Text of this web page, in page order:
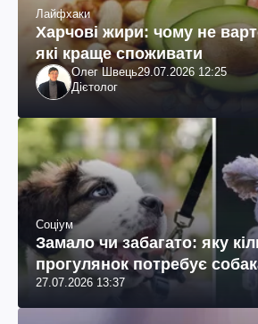
Лайфхаки
Харчові жири: чому не
які краще споживати
Олег Швець29.07.2026 12:25
Дієтолог
Соціум
Замало чи забагато: яку
прогулянок потребує
27.07.2026 13:37